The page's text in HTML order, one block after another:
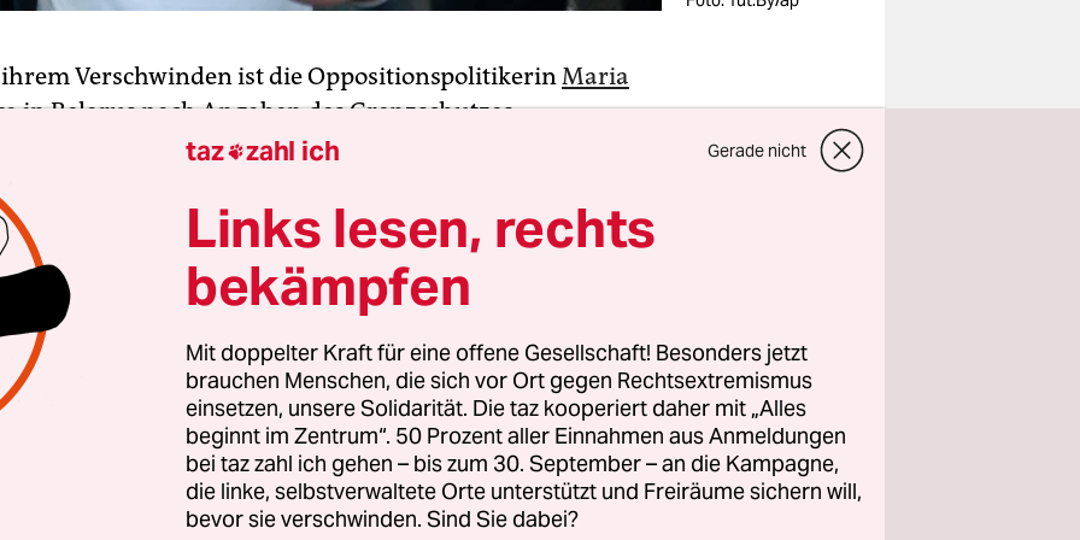
ihrem Verschwinden ist die OppositionspolitikerinMaria
in Belarus nach Angaben des Grenzschutzes
worden. Über ihren genauen Aufenthaltsort herrschte
noch Unklarheit. Zuvor hatte es Berichte
sie sich in der Ukraine aufhalten sollte. Die 38-Jährige
wichtigsten Anführerinnen der Proteste gegen den
Alexander Lukaschenko. Seit Montag
der Staatsagentur Belta zufolge mitteilten,
in die Ukraine ausreisen. Kolesnikowa sei
mit ihrem Mitarbeiter Iwan Krawzow und ihrem Sprecher
mit einem Auto zu dem Kontrollpunkt gekommen,
Die beiden Männer hätten die Grenze passiert. Das
taz zahl ich Gerade nicht
Links lesen, rechts
bekämpfen
Mit doppelter Kraft für eine offene Gesellschaft! Besonders jetzt
brauchen Menschen, die sich vor Ort gegen Rechtsextremismus
einsetzen, unsere Solidarität. Die taz kooperiert daher mit „Alles
beginnt im Zentrum“. 50 Prozent aller Einnahmen aus Anmeldungen
bei taz zahl ich gehen – bis zum 30. September – an die Kampagne,
die linke, selbstverwaltete Orte unterstützt und Freiräume sichern will,
bevor sie verschwinden. Sind Sie dabei?